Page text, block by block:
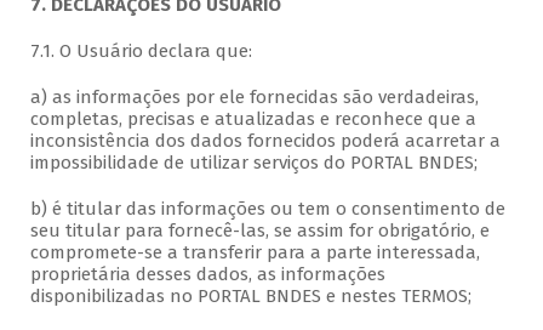
7. DECLARAÇÕES DO USUÁRIO
7.1. O Usuário declara que:
a) as informações por ele fornecidas são verdadeiras,
completas, precisas e atualizadas e reconhece que a
inconsistência dos dados fornecidos poderá acarretar a
impossibilidade de utilizar serviços do PORTAL BNDES;
b) é titular das informações ou tem o consentimento de
seu titular para fornecê-las, se assim for obrigatório, e
compromete-se a transferir para a parte interessada,
proprietária desses dados, as informações
disponibilizadas no PORTAL BNDES e nestes TERMOS;